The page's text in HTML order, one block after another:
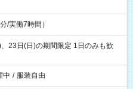
/実働7時間）
23日(日)の期間限定 1日のみも歓
中 / 服装自由